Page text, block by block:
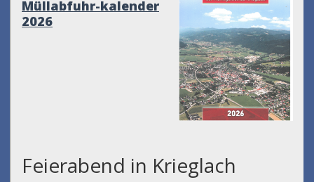
Müllabfuhr-kalender
2026
Feierabend in Krieglach